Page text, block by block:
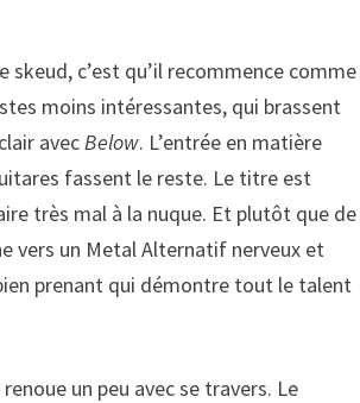
c’est qu’il recommence comme
moins intéressantes, qui brassent
avecBelow. L’entrée en matière
fassent le reste. Le titre est
très mal à la nuque. Et plutôt que de
vers un Metal Alternatif nerveux et
prenant qui démontre tout le talent
un peu avec se travers. Le